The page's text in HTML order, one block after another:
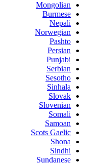
Mongolian
Burmese
Nepali
Norwegian
Pashto
Persian
Punjabi
Serbian
Sesotho
Sinhala
Slovak
Slovenian
Somali
Samoan
Scots Gaelic
Shona
Sindhi
Sundanese